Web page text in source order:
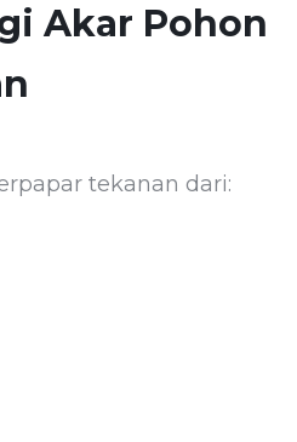
Akar Pohon
tekanan dari: